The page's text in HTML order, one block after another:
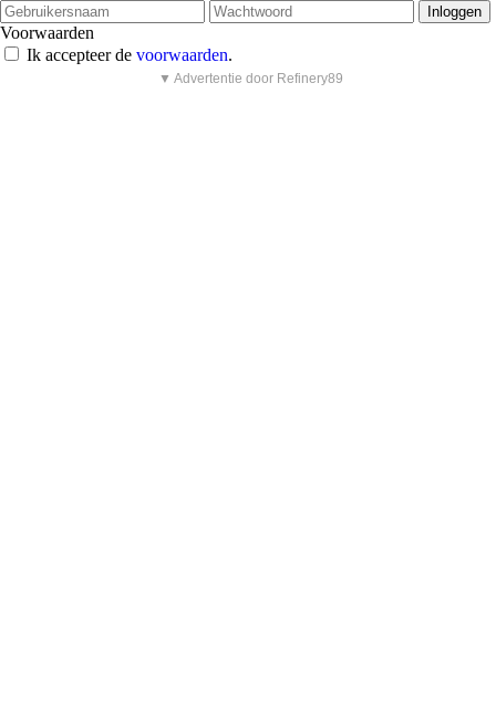
Voorwaarden
Ik accepteer de voorwaarden.
▼ Advertentie door Refinery89